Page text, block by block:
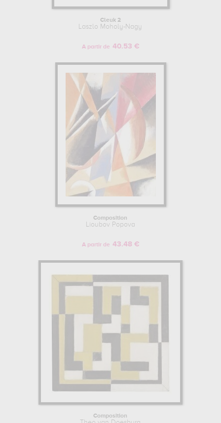
Cleuk 2
Laszlo Moholy-Nagy
A partir de 40.53 €
Composition
Lioubov Popova
A partir de 43.48 €
Composition